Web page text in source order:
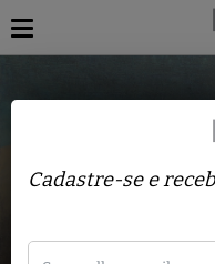
Cadastre-se e